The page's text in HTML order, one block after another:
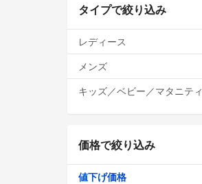
タイプで絞り込み
レディース
メンズ
キッズ／ベビー／マタニティ
価格で絞り込み
値下げ価格